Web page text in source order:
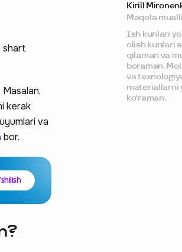
shart
kerak
va
bor.
qanday
mumkin?
Qanday
amalga
To‘lovni
to‘lash
To‘lovni
uchun
Kirill
Maqola
Ish kunlari
olish kunlari
qilaman va
boraman.
va
materiallarni
ko‘raman.